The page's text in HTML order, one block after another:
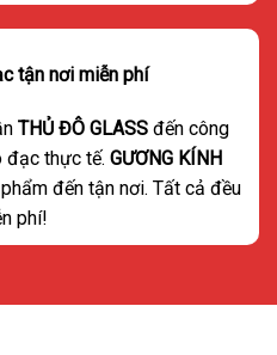
tận nơi miễn phí
THỦ ĐÔ GLASS đến công
đạc thực tế. GƯƠNG KÍNH
đến tận nơi. Tất cả đều
phí!